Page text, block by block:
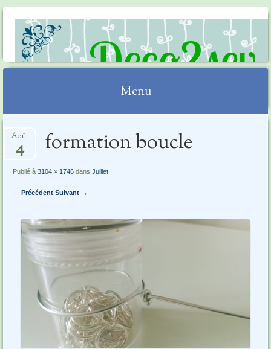
DECO2SEV
Menu
au
contenu
formation boucle
Août
4
Publié à3104 × 1746 dansJuillet
← Précédent Suivant →